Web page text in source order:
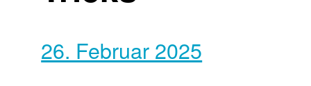
26. Februar 2025